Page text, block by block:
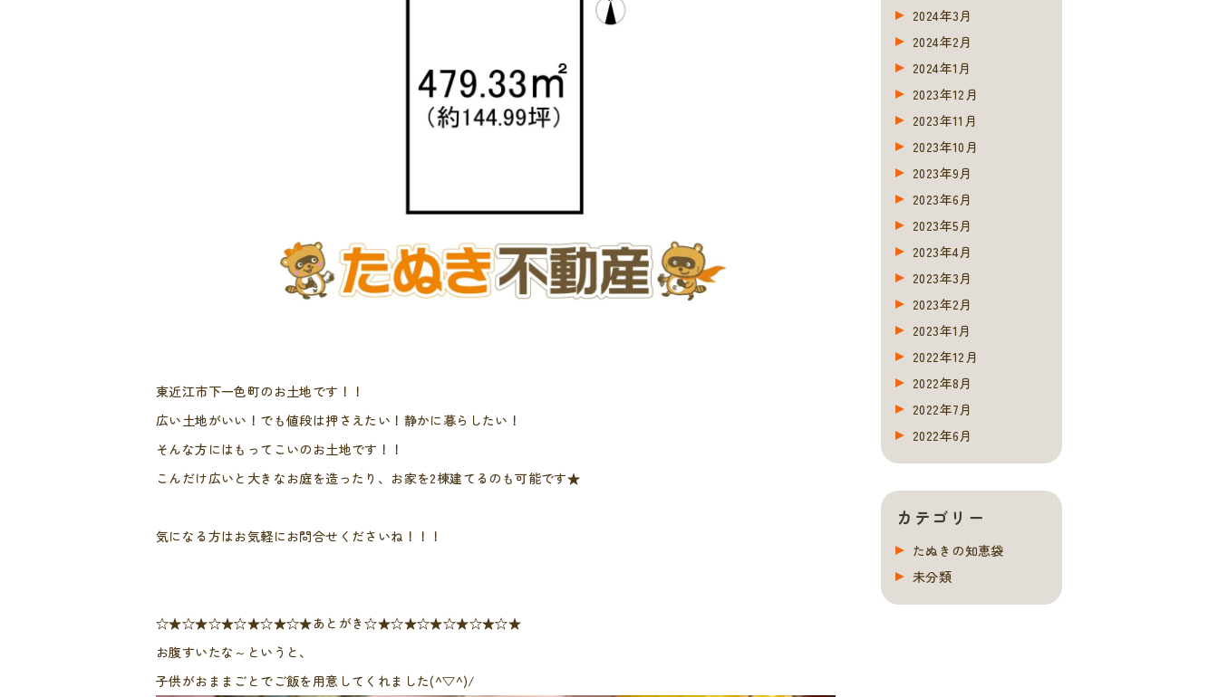
東近江市下一色町のお土地です！！
広い土地がいい！でも値段は押さえたい！静かに暮らしたい！
そんな方にはもってこいのお土地です！！
こんだけ広いと大きなお庭を造ったり、お家を2棟建てるのも可能です★
気になる方はお気軽にお問合せくださいね！！！
☆★☆★☆★☆★☆★☆★あとがき☆★☆★☆★☆★☆★☆★
お腹すいたな～というと、
子供がおままごとでご飯を用意してくれました(^▽^)/
2024年3月
2024年2月
2024年1月
2023年12月
2023年11月
2023年10月
2023年9月
2023年6月
2023年5月
2023年4月
2023年3月
2023年2月
2023年1月
2022年12月
2022年8月
2022年7月
2022年6月
カテゴリー
たぬきの知恵袋
未分類